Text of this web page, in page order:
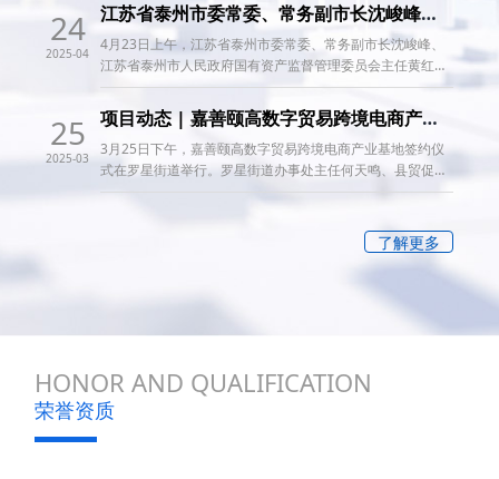
24
2025-04
江苏省泰州市委常委、常务副市长沈峻峰一行到访颐高集团考察调研
4月23日上午，江苏省泰州市委常委、常务副市长沈峻峰、
江苏省泰州市人民政府国有资产监督管理委员会主任黄红旗
一行来访颐高集团。颐高集团董事长翁南道、颐高集团亿脉
通科技CEO肖庆、杭州数字总经理张旭、杭州数据交易所市
场负责人胡雷亲切接待，双方围绕跨境电商、数据要素等产
业发展，结合国有资产运营合作等议题展开深入沟通交流。
25
2025-03
项目动态 | 嘉善颐高数字贸易跨境电商产业基地正式签约！
3月25日下午，嘉善颐高数字贸易跨境电商产业基地签约仪
式在罗星街道举行。罗星街道办事处主任何天鸣、县贸促会
副会长郁蓉，
亿脉通科技ceo肖庆出席见证。颐高
了解更多
HONOR AND QUALIFICATION
荣誉资质